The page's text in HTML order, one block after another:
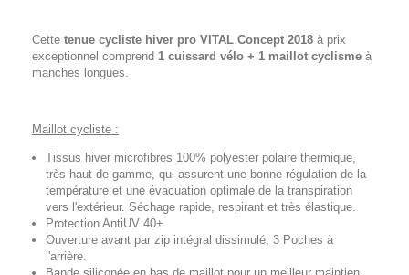
Cette tenue cycliste hiver pro VITAL Concept 2018 à prix
exceptionnel comprend 1 cuissard vélo + 1 maillot cyclisme à
manches longues.
Maillot cycliste :
Tissus hiver microfibres 100% polyester polaire thermique,
très haut de gamme, qui assurent une bonne régulation de la
température et une évacuation optimale de la transpiration
vers l'extérieur. Séchage rapide, respirant et très élastique.
Protection AntiUV 40+
Ouverture avant par zip intégral dissimulé, 3 Poches à
l'arrière.